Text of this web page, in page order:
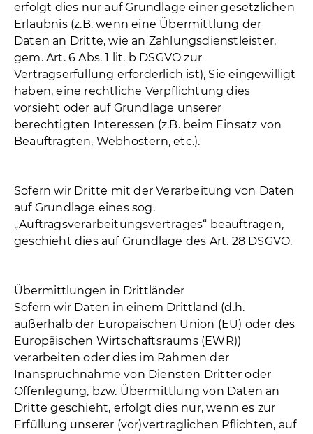
erfolgt dies nur auf Grundlage einer gesetzlichen
Erlaubnis (z.B. wenn eine Übermittlung der
Daten an Dritte, wie an Zahlungsdienstleister,
gem. Art. 6 Abs. 1 lit. b DSGVO zur
Vertragserfüllung erforderlich ist), Sie eingewilligt
haben, eine rechtliche Verpflichtung dies
vorsieht oder auf Grundlage unserer
berechtigten Interessen (z.B. beim Einsatz von
Beauftragten, Webhostern, etc.).
Sofern wir Dritte mit der Verarbeitung von Daten
auf Grundlage eines sog.
„Auftragsverarbeitungsvertrages“ beauftragen,
geschieht dies auf Grundlage des Art. 28 DSGVO.
Übermittlungen in Drittländer
Sofern wir Daten in einem Drittland (d.h.
außerhalb der Europäischen Union (EU) oder des
Europäischen Wirtschaftsraums (EWR))
verarbeiten oder dies im Rahmen der
Inanspruchnahme von Diensten Dritter oder
Offenlegung, bzw. Übermittlung von Daten an
Dritte geschieht, erfolgt dies nur, wenn es zur
Erfüllung unserer (vor)vertraglichen Pflichten, auf